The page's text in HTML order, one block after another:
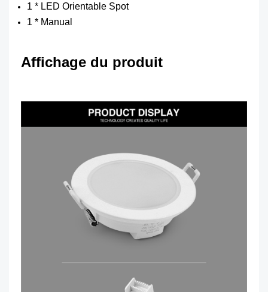
1 * LED Orientable Spot
1 * Manual
Affichage du produit